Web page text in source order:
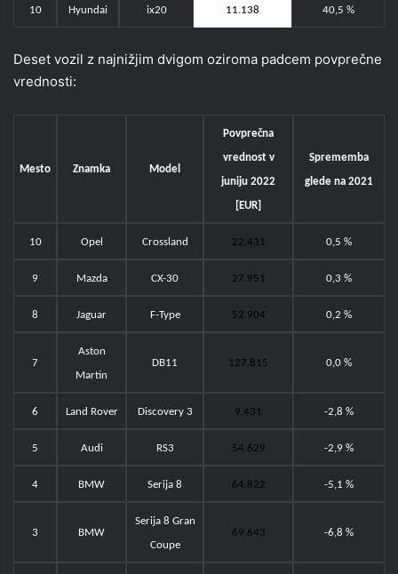
10 Hyundai ix20 11.138 40,5 %
Deset vozil z najnižjim dvigom oziroma padcem povprečne
vrednosti:
Mesto Znamka Model
Povprečna
vrednost v
juniju 2022
[EUR]
Sprememba
glede na 2021
10 Opel Crossland 22.431 0,5 %
9 Mazda CX-30 27.951 0,3 %
8 Jaguar F-Type 52.904 0,2 %
7
Aston
Martin
DB11 127.815 0,0 %
6 Land Rover Discovery 3 9.431 -2,8 %
5 Audi RS3 54.629 -2,9 %
4 BMW Serija 8 64.822 -5,1 %
3 BMW
Serija 8 Gran
Coupe
69.643 -6,8 %